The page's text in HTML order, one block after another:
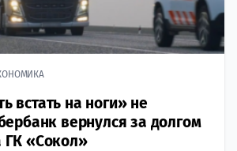
встать на ноги» не
вернулся за долгом
ГК «Сокол»